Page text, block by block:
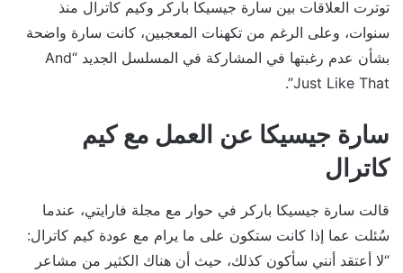
توترت العلاقات بين سارة جيسيكا باركر وكيم كاترال منذ
سنوات، وعلى الرغم من تكهنات المعجبين، كانت سارة واضحة
بشأن عدم رغبتها في المشاركة في المسلسل الجديد “And
Just Like That”.
سارة جيسيكا عن العمل مع كيم
كاترال
قالت سارة جيسيكا باركر في حوار مع مجلة فارايتي، عندما
سُئلت عما إذا كانت ستكون على ما يرام مع عودة كيم كاترال:
“لا أعتقد أنني سأكون كذلك، حيث أن هناك الكثير من مشاعر